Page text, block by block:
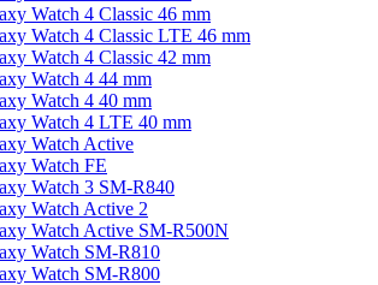
Watch 4 Classic 46 mm
Watch 4 Classic LTE 46 mm
Watch 4 Classic 42 mm
Watch 4 44 mm
Watch 4 40 mm
Watch 4 LTE 40 mm
Watch Active
Watch FE
Watch 3 SM-R840
Watch Active 2
Watch Active SM-R500N
Watch SM-R810
Watch SM-R800